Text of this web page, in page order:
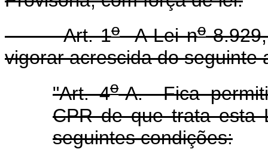
Art. 1oA Lei no
vigorar acrescida do seguinte
"Art. 4o-A. Fica
CPR de que trata esta
seguintes condições: